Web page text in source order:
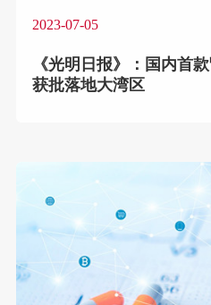
2023-07-05
《光明日报》：国内首
获批落地大湾区